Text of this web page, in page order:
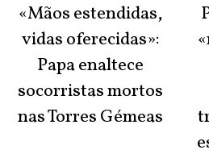
«Mãos estendidas,
vidas oferecidas»:
Papa enaltece
socorristas mortos
nas Torres Gémeas